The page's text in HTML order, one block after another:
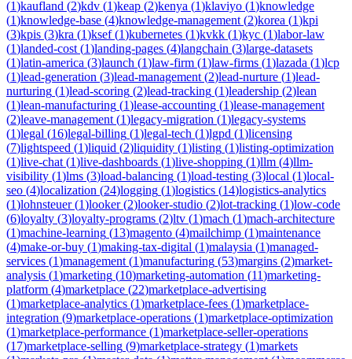
(1)kaufland (2)kdv (1)keap (2)kenya (1)klaviyo (1)knowledge
(1)knowledge-base (4)knowledge-management (2)korea (1)kpi
(3)kpis (3)kra (1)ksef(1)kubernetes (1)kvkk (1)kyc (1)labor-law
(1)landed-cost (1)landing-pages (4)langchain (3)large-datasets
(1)latin-america (3)launch (1)law-firm (1)law-firms (1)lazada (1)lcp
(1)lead-generation (3)lead-management (2)lead-nurture (1)lead-
nurturing (1)lead-scoring (2)lead-tracking (1)leadership (2)lean
(1)lean-manufacturing (1)lease-accounting (1)lease-management
(2)leave-management (1)legacy-migration (1)legacy-systems
(1)legal (16)legal-billing (1)legal-tech (1)lgpd (1)licensing
(7)lightspeed (1)liquid (2)liquidity (1)listing (1)listing-optimization
(1)live-chat (1)live-dashboards (1)live-shopping (1)llm (4)llm-
visibility (1)lms (3)load-balancing (1)load-testing (3)local (1)local-
seo (4)localization (24)logging (1)logistics (14)logistics-analytics
(1)lohnsteuer(1)looker(2)looker-studio (2)lot-tracking (1)low-code
(6)loyalty (3)loyalty-programs (2)ltv (1)mach (1)mach-architecture
(1)machine-learning (13)magento (4)mailchimp (1)maintenance
(4)make-or-buy (1)making-tax-digital (1)malaysia (1)managed-
services (1)management (1)manufacturing (53)margins (2)market-
analysis (1)marketing (10)marketing-automation (11)marketing-
platform (4)marketplace (22)marketplace-advertising
(1)marketplace-analytics (1)marketplace-fees (1)marketplace-
integration (9)marketplace-operations (1)marketplace-optimization
(1)marketplace-performance (1)marketplace-seller-operations
(17)marketplace-selling (9)marketplace-strategy (1)markets